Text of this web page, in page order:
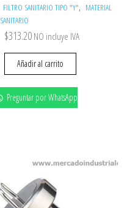
FILTRO SANITARIO TIPO "Y", MATERIAL
SANITARIO
$313.20 NO incluye IVA
Añadir al carrito
Preguntar por WhatsApp